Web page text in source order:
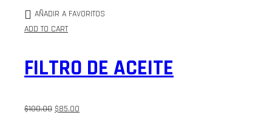
AÑADIR A FAVORITOS
ADD TO CART
FILTRO DE ACEITE
$100.00 $85.00